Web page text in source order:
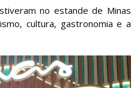
no estande de Minas
cultura, gastronomia e a